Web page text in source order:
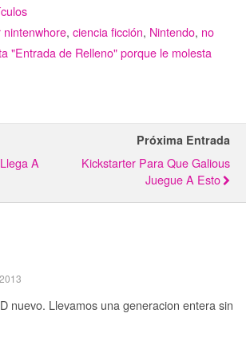
nintenwhore, ciencia ficción, Nintendo, no
"Entrada de Relleno" porque le molesta
A
Próxima Entrada
Kickstarter Para Que Galious
Juegue A Esto
nuevo. Llevamos una generacion entera sin